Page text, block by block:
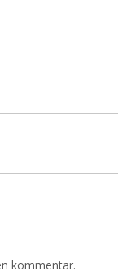
kommentar.